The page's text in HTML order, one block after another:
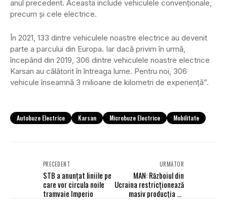
anul precedent. Aceasta include vehiculele convenționale,
precum și cele electrice.
În 2021, 133 dintre vehiculele noastre electrice au devenit
parte a parcului din Europa. Iar dacă privim în urmă,
începând din 2019, 306 dintre vehiculele noastre electrice
Karsan au călătorit în întreaga lume. Pentru noi, 306
vehicule înseamnă 3 milioane de kilometri de experiență”.
Autobuze Electrice Karsan Microbuze Electrice Mobilitate
PRECEDENT
STB a anunțat liniile pe
care vor circula noile
tramvaie Imperio
URMĂTOR
MAN: Războiul din
Ucraina restricționează
masiv producția de